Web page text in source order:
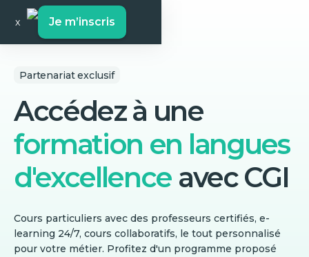
x Je m’inscris
Partenariat exclusif
Accédez à une
formation en langues
d'excellence avecCGI
Cours particuliers avec des professeurs certifiés, e-
learning 24/7, cours collaboratifs, le tout personnalisé
pour votre métier. Profitez d'un programme proposé